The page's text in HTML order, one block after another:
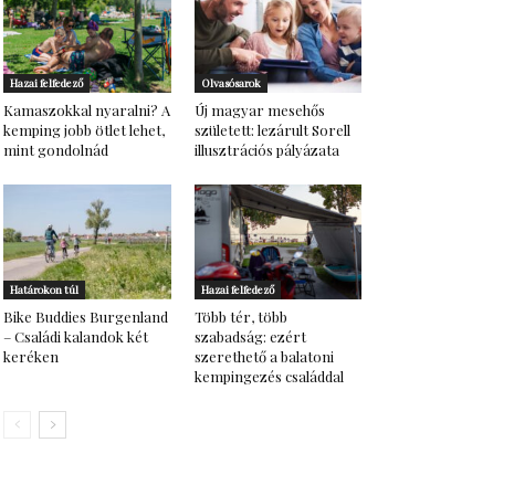
Hazai felfedező
Kamaszokkal nyaralni? A
kemping jobb ötlet lehet,
mint gondolnád
Olvasósarok
Új magyar mesehős
született: lezárult Sorell
illusztrációs pályázata
Határokon túl
Bike Buddies Burgenland
– Családi kalandok két
keréken
Hazai felfedező
Több tér, több
szabadság: ezért
szerethető a balatoni
kempingezés családdal